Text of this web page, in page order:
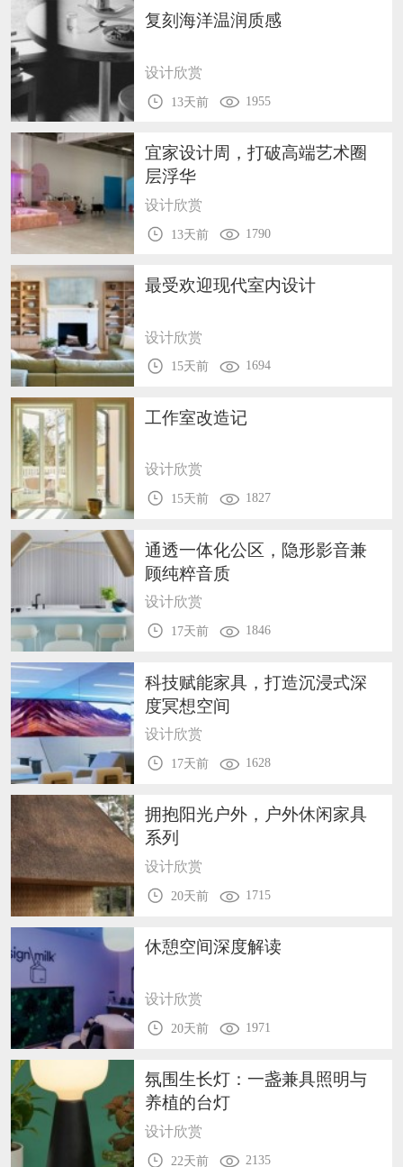
复刻海洋温润质感
设计欣赏
13天前 1955
宜家设计周，打破高端艺术圈
层浮华
设计欣赏
13天前 1790
最受欢迎现代室内设计
设计欣赏
15天前 1694
工作室改造记
设计欣赏
15天前 1827
通透一体化公区，隐形影音兼
顾纯粹音质
设计欣赏
17天前 1846
科技赋能家具，打造沉浸式深
度冥想空间
设计欣赏
17天前 1628
拥抱阳光户外，户外休闲家具
系列
设计欣赏
20天前 1715
休憩空间深度解读
设计欣赏
20天前 1971
氛围生长灯：一盏兼具照明与
养植的台灯
设计欣赏
22天前 2135